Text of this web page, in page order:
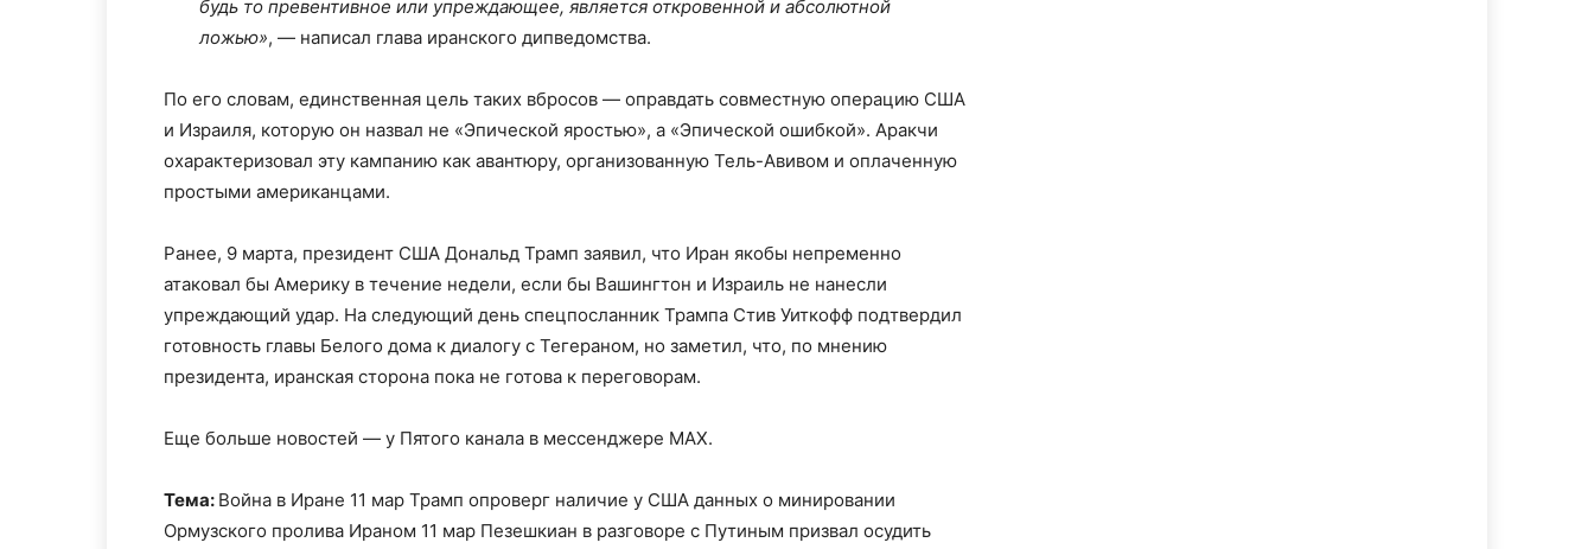
будь то превентивное или упреждающее, является откровенной и абсолютной
ложью», — написал глава иранского дипведомства.
По его словам, единственная цель таких вбросов — оправдать совместную операцию США
и Израиля, которую он назвал не «Эпической яростью», а «Эпической ошибкой». Аракчи
охарактеризовал эту кампанию как авантюру, организованную Тель-Авивом и оплаченную
простыми американцами.
Ранее, 9 марта, президент США Дональд Трамп заявил, что Иран якобы непременно
атаковал бы Америку в течение недели, если бы Вашингтон и Израиль не нанесли
упреждающий удар. На следующий день спецпосланник Трампа Стив Уиткофф подтвердил
готовность главы Белого дома к диалогу с Тегераном, но заметил, что, по мнению
президента, иранская сторона пока не готова к переговорам.
Еще больше новостей — у Пятого канала в мессенджере MAX.
Тема: Война в Иране 11 мар Трамп опроверг наличие у США данных о минировании
Ормузского пролива Ираном 11 мар Пезешкиан в разговоре с Путиным призвал осудить